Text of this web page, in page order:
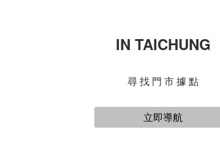
IN TAICHUNG
尋 找 門 市 據 點
立即導航